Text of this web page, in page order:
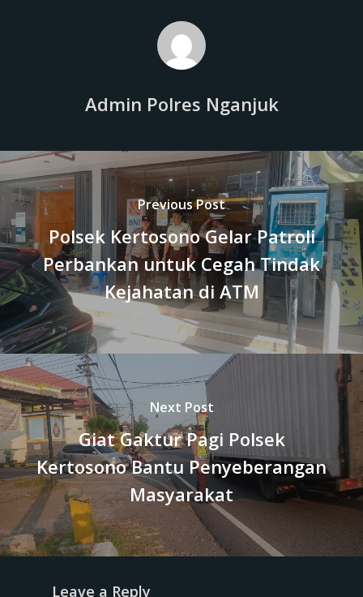
Admin Polres Nganjuk
Previous Post
Polsek Kertosono Gelar Patroli
Perbankan untuk Cegah Tindak
Kejahatan di ATM
Next Post
Giat Gaktur Pagi Polsek
Kertosono Bantu Penyeberangan
Masyarakat
Leave a Reply